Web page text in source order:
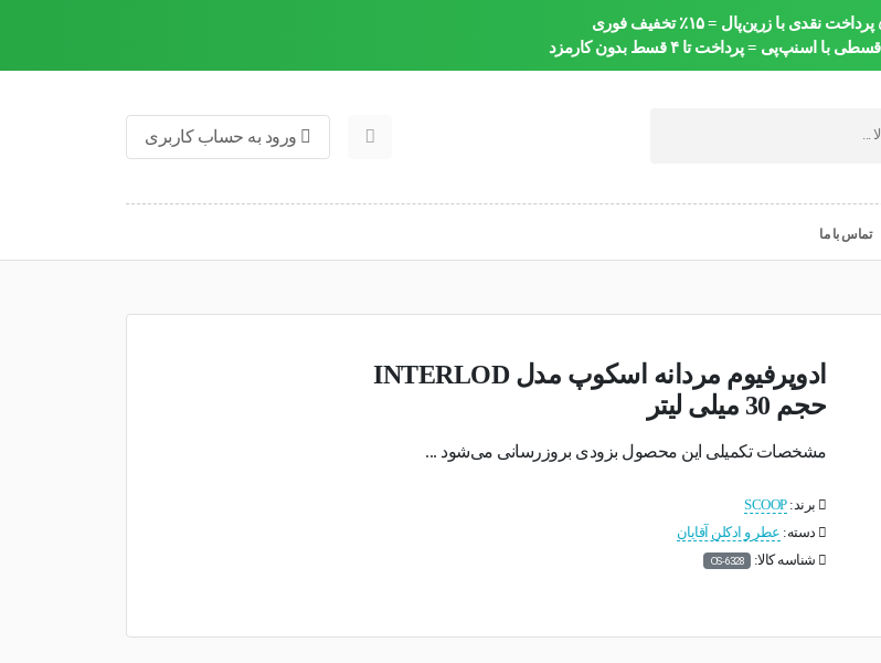
نقدی با زرین‌پال = ۱۵٪ تخفیف فوری
با اسنپ‌پی = پرداخت تا ۴ قسط بدون کارمزد
ورود به حساب کاربری
تماس با ما
ادوپرفیوم مردانه اسکوپ مدل INTERLOD
حجم 30 میلی لیتر
مشخصات تکمیلی این محصول بزودی بروزرسانی می‌شود ...
برند:SCOOP
دسته: عطر و ادکلن آقایان
شناسه کالا:
OS-6328